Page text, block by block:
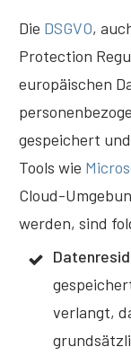
Die DSGVO,
Protection
europäischen
gespeichert
Tools wie
Cloud-
werden, sind
verlangt,